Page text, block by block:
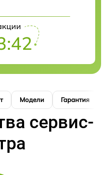
Модели Гарантия
сервис-